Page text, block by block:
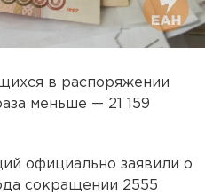
в распоряжении
меньше — 21 159
официально заявили о
сокращении 2555